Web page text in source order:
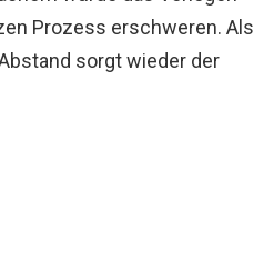
Prozess erschweren. Als
sorgt wieder der